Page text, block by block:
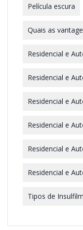
Película escura
Quais as
Residencial e
Residencial e
Residencial e
Residencial e
Residencial e
Residencial e
Tipos de Insulfilm